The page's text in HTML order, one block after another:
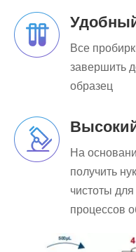
Все
завершить
образец
На
получить
чистоты
процессов